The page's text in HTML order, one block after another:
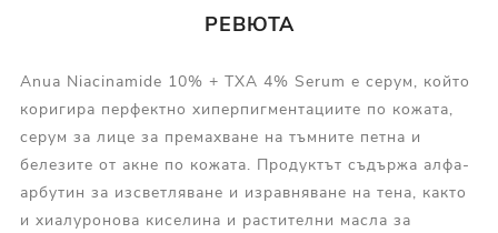
РЕВЮТА
Anua Niacinamide 10% + TXA 4% Serum е серум, който
коригира перфектно хиперпигментациите по кожата,
серум за лице за премахване на тъмните петна и
белезите от акне по кожата. Продуктът съдържа алфа-
арбутин за изсветляване и изравняване на тена, както
и хиалуронова киселина и растителни масла за